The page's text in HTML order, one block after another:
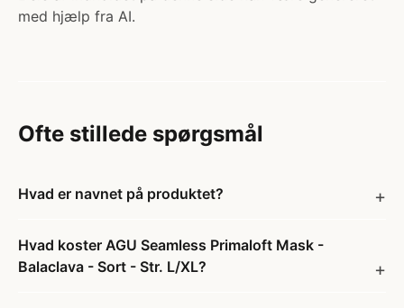
med hjælp fra AI.
Ofte stillede spørgsmål
Hvad er navnet på produktet?
Hvad koster AGU Seamless Primaloft Mask -
Balaclava - Sort - Str. L/XL?